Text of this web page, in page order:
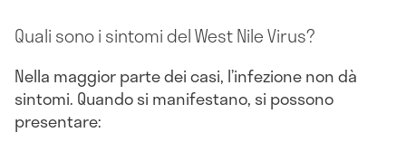
Quali sono i sintomi del West Nile Virus?
Nella maggior parte dei casi, l’infezione non dà
sintomi. Quando si manifestano, si possono
presentare: